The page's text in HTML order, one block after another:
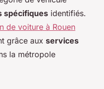
spécifiques identifiés.
de voiture à Rouen
grâce aux services
la métropole